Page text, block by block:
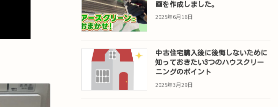
画を作成しました。
2025年6月16日
中古住宅購入後に後悔しないために
知っておきたい3つのハウスクリー
ニングのポイント
2025年3月29日